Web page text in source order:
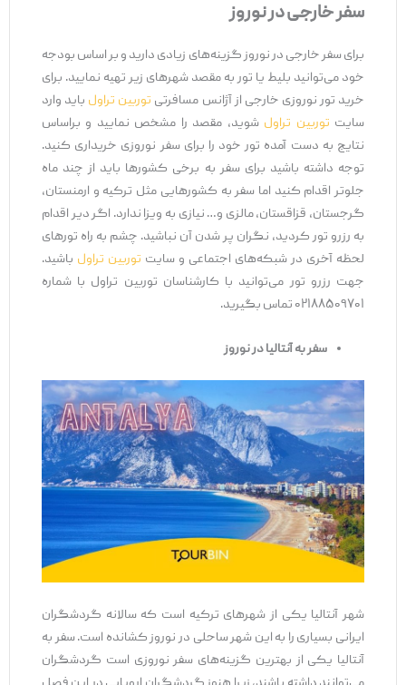
سفر خارجی در نوروز
برای سفر خارجی در نوروز گزینه‌های زیادی دارید و بر اساس بودجه
خود می‌توانید بلیط یا تور به مقصد شهرهای زیر تهیه نمایید. برای
خرید تور نوروزی خارجی از آژانس مسافرتیتوربین تراولباید وارد
سایتتوربین تراولشوید، مقصد را مشخص نمایید و براساس
نتایج به دست آمده تور خود را برای سفر نوروزی خریداری کنید.
توجه داشته باشید برای سفر به برخی کشورها باید از چند ماه
جلوتر اقدام کنید اما سفر به کشورهایی مثل ترکیه و ارمنستان،
گرجستان، قزاقستان، مالزی و… نیازی به ویزا ندارد. اگر دیر اقدام
به رزرو تور کردید، نگران پر شدن آن نباشید. چشم به راه تورهای
لحظه آخری در شبکه‌های اجتماعی و سایتتوربین تراولباشید.
جهت رزرو تور می‌توانید با کارشناسان توربین تراول با شماره
۰۲۱۸۸۵۰۹۷۰۱ تماس بگیرید.
سفر به آنتالیا در نوروز
شهر آنتالیا یکی از شهرهای ترکیه است که سالانه گردشگران
ایرانی بسیاری را به این شهر ساحلی در نوروز کشانده است. سفر به
آنتالیا یکی از بهترین گزینه‌های سفر نوروزی است گردشگران